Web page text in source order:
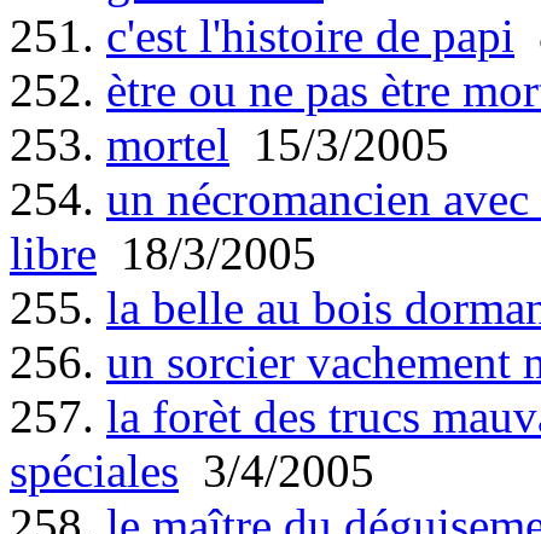
251. c'est l'histoire de papi
252. ètre ou ne pas ètre
253. mortel 15/3/2005
254. un nécromancien
libre 18/3/2005
255. la belle au bois
256. un sorcier vachement
257. la forèt des trucs
spéciales 3/4/2005